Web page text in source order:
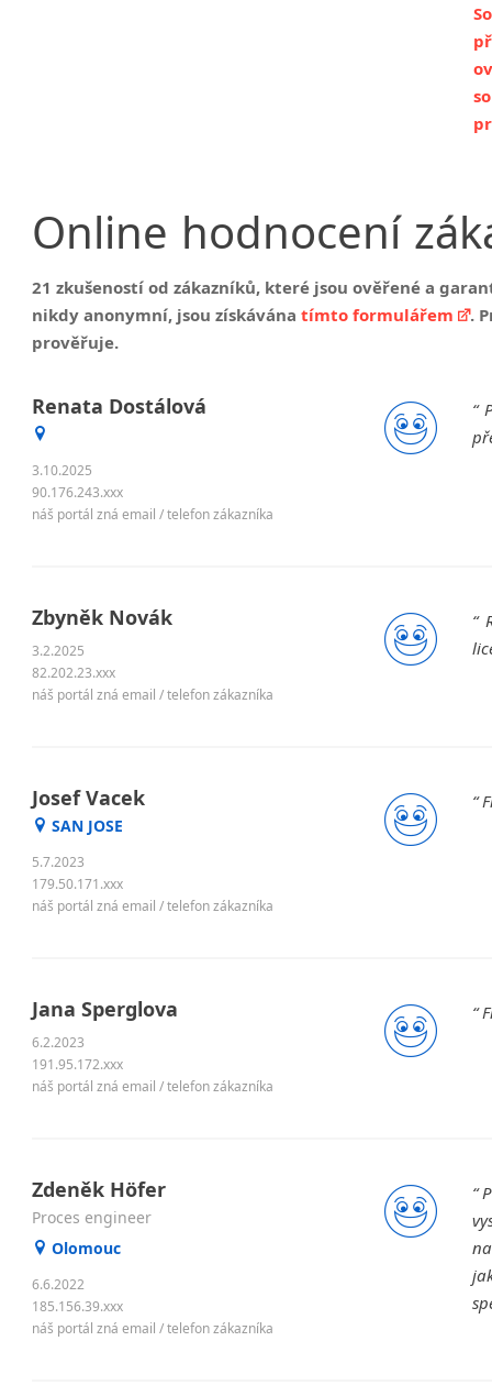
Online hodnocení
21 zkušeností od zákazníků, které jsou ověřené a
nikdy anonymní, jsou získávánatímto formulářem .
prověřuje.
Renata Dostálová
3.10.2025
90.176.243.xxx
náš portál zná email / telefon zákazníka
Zbyněk Novák
3.2.2025
82.202.23.xxx
náš portál zná email / telefon zákazníka
Josef Vacek
SAN JOSE
5.7.2023
179.50.171.xxx
náš portál zná email / telefon zákazníka
Jana Sperglova
6.2.2023
191.95.172.xxx
náš portál zná email / telefon zákazníka
Zdeněk Höfer
Proces engineer
Olomouc
6.6.2022
185.156.39.xxx
náš portál zná email / telefon zákazníka